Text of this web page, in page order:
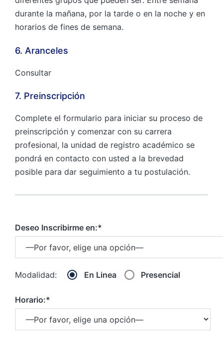
durante la mañana, por la tarde o en la noche y en
horarios de fines de semana.
6. Aranceles
Consultar
7. Preinscripción
Complete el formulario para iniciar su proceso de
preinscripción y comenzar con su carrera
profesional, la unidad de registro académico se
pondrá en contacto con usted a la brevedad
posible para dar seguimiento a tu postulación.
Deseo Inscribirme en:*
Modalidad: En Linea Presencial
Horario:*